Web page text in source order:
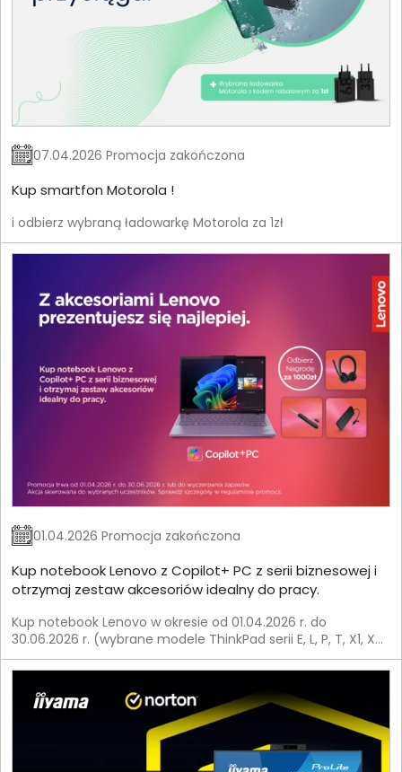
07.04.2026 Promocja zakończona
Kup smartfon Motorola !
i odbierz wybraną ładowarkę Motorola za 1zł
01.04.2026 Promocja zakończona
Kup notebook Lenovo z Copilot+ PC z serii biznesowej i
otrzymaj zestaw akcesoriów idealny do pracy.
Kup notebook Lenovo w okresie od 01.04.2026 r. do
30.06.2026 r. (wybrane modele ThinkPad serii E, L, P, T, X1, X9)
i otrzymaj zestaw akcesoriów od Lenovo